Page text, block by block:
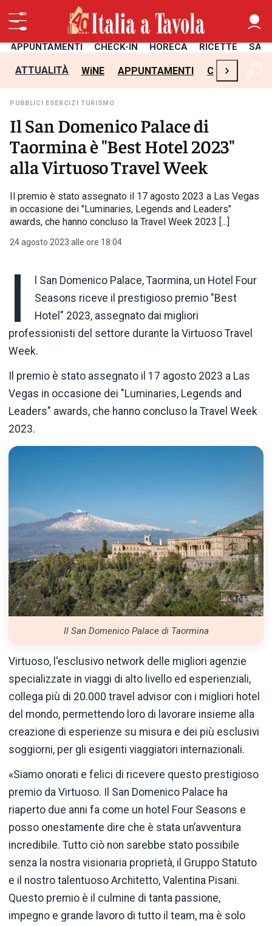
APPUNTAMENTI CHECK-IN HORECA RICETTE
ATTUALITÀ WiNE APPUNTAMENTI CHECK-IN
›
PUBBLICI ESERCIZI TURISMO
Il San Domenico Palace di
Taormina è "Best Hotel 2023"
alla Virtuoso Travel Week
Il premio è stato assegnato il 17 agosto 2023 a Las Vegas
in occasione dei "Luminaries, Legends and Leaders"
awards, che hanno concluso la Travel Week 2023 [...]
24 agosto 2023 alle ore 18:04
I
l San Domenico Palace, Taormina, un Hotel Four
Seasons riceve il prestigioso premio "Best
Hotel" 2023, assegnato dai migliori
professionisti del settore durante la Virtuoso Travel
Week.
Il premio è stato assegnato il 17 agosto 2023 a Las
Vegas in occasione dei "Luminaries, Legends and
Leaders" awards, che hanno concluso la Travel Week
2023.
Il San Domenico Palace di Taormina
Virtuoso, l'esclusivo network delle migliori agenzie
specializzate in viaggi di alto livello ed esperienziali,
collega più di 20.000 travel advisor con i migliori hotel
del mondo, permettendo loro di lavorare insieme alla
creazione di esperienze su misura e dei più esclusivi
soggiorni, per gli esigenti viaggiatori internazionali.
«Siamo onorati e felici di ricevere questo prestigioso
premio da Virtuoso. Il San Domenico Palace ha
riaperto due anni fa come un hotel Four Seasons e
posso onestamente dire che è stata un’avventura
incredibile. Tutto ciò non sarebbe stato possibile
senza la nostra visionaria proprietà, il Gruppo Statuto
e il nostro talentuoso Architetto, Valentina Pisani.
Questo premio è il culmine di tanta passione,
impegno e grande lavoro di tutto il team, ma è solo